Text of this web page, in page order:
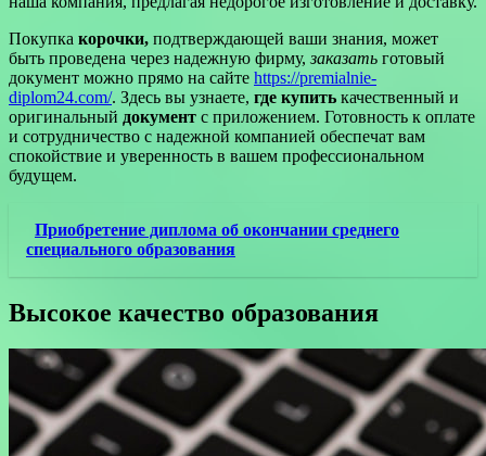
Покупка корочки, подтверждающей ваши знания, может
быть проведена через надежную фирму, заказать готовый
документ можно прямо на сайте https://premialnie-
diplom24.com/. Здесь вы узнаете, где купить качественный и
оригинальный документ с приложением. Готовность к оплате
и сотрудничество с надежной компанией обеспечат вам
спокойствие и уверенность в вашем профессиональном
будущем.
Приобретение диплома об окончании среднего
специального образования
Высокое качество образования